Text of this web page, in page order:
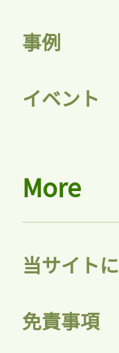
事例
イベント
More
当サイト
免責事項